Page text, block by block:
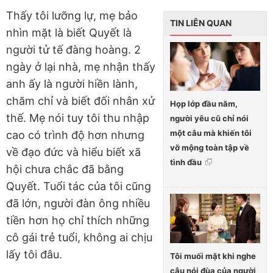
TIN LIÊN QUAN
Họp lớp đầu năm,
người yêu cũ chỉ nói
một câu mà khiến tôi
vỡ mộng toàn tập về
tình đầu
Tôi muối mặt khi nghe
câu nói đùa của người
Thấy tôi lưỡng lự, mẹ bảo
nhìn mặt là biết Quyết là
người tử tế đàng hoàng. 2
ngày ở lại nhà, mẹ nhận thấy
anh ấy là người hiền lành,
chăm chỉ và biết đối nhân xử
thế. Mẹ nói tuy tôi thu nhập
cao có trình độ hơn nhưng
về đạo đức và hiểu biết xã
hội chưa chắc đã bằng
Quyết. Tuổi tác của tôi cũng
đã lớn, người đàn ông nhiều
tiền hơn họ chỉ thích những
cô gái trẻ tuổi, không ai chịu
lấy tôi đâu.